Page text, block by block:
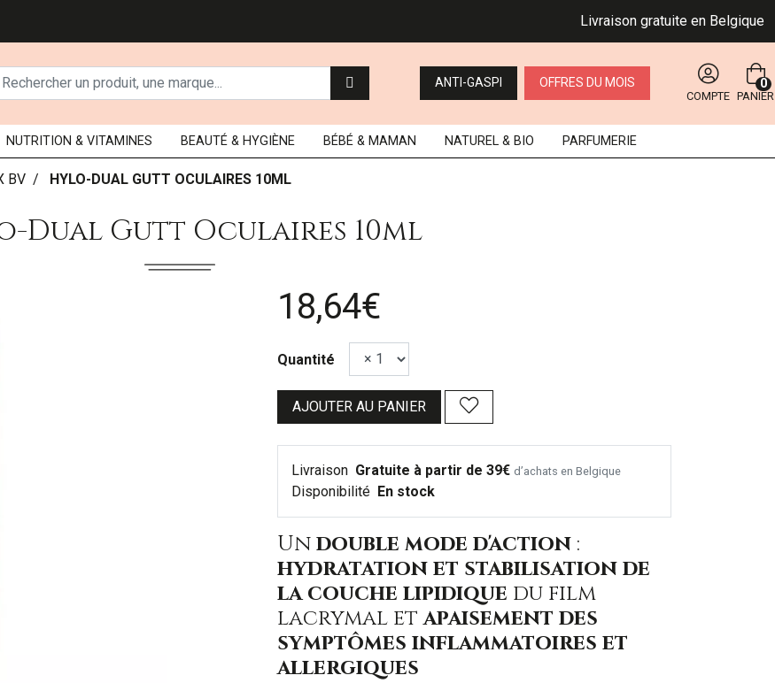
Livraison gratuite en Belgique
ANTI-GASPI OFFRES DU MOIS
COMPTE PANIER
0
NUTRITION & VITAMINES BEAUTÉ & HYGIÈNE BÉBÉ & MAMAN NATUREL & BIO PARFUMERIE
BV HYLO-DUAL GUTT OCULAIRES 10ML
Dual Gutt Oculaires 10ml
18,64€
Quantité
AJOUTER AU PANIER
Livraison Gratuite à partir de 39€ d’achats en Belgique
Disponibilité En stock
Undouble mode d'action :
hydratation et stabilisation de
la couche lipidique du film
lacrymal etapaisement des
symptômes inflammatoires et
allergiques